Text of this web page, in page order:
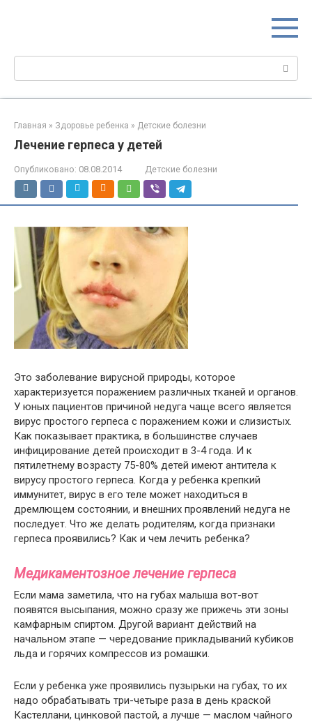
Поиск:
Главная » Здоровье ребенка » Детские болезни
Лечение герпеса у детей
Опубликовано: 08.08.2014 Детские болезни
Это заболевание вирусной природы, которое
характеризуется поражением различных тканей и органов.
У юных пациентов причиной недуга чаще всего является
вирус простого герпеса с поражением кожи и слизистых.
Как показывает практика, в большинстве случаев
инфицирование детей происходит в 3-4 года. И к
пятилетнему возрасту 75-80% детей имеют антитела к
вирусу простого герпеса. Когда у ребенка крепкий
иммунитет, вирус в его теле может находиться в
дремлющем состоянии, и внешних проявлений недуга не
последует. Что же делать родителям, когда признаки
герпеса проявились? Как и чем лечить ребенка?
Медикаментозное лечение герпеса
Если мама заметила, что на губах малыша вот-вот
появятся высыпания, можно сразу же прижечь эти зоны
камфарным спиртом. Другой вариант действий на
начальном этапе — чередование прикладываний кубиков
льда и горячих компрессов из ромашки.
Если у ребенка уже проявились пузырьки на губах, то их
надо обрабатывать три-четыре раза в день краской
Кастеллани, цинковой пастой, а лучше — маслом чайного